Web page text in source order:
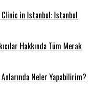
in Istanbul: Istanbul
Hakkında Tüm Merak
Anlarında Neler Yapabilirim?